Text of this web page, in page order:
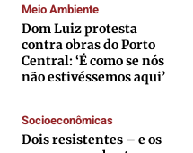
Publicidade Legal
Anuncie
Expediente
Publicidade Legal
Anuncie
Expediente
Publicidade Legal
Anuncie
Expediente
Publicidade Legal
Anuncie
Expediente
Meio Ambiente
Dom Luiz protesta
contra obras do Porto
Central: ‘É como se nós
não estivéssemos aqui’
Socioeconômicas
Dois resistentes – e os